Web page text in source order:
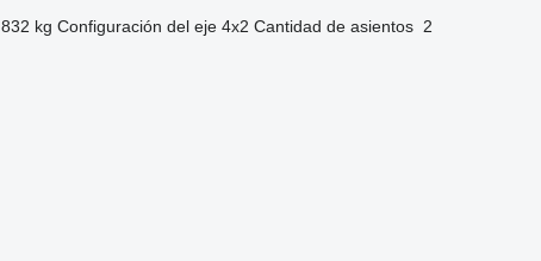
832 kg Configuración del eje 4x2 Cantidad de asientos 2